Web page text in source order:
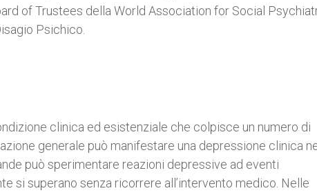
of Trustees della World Association for Social
Psichico.
clinica ed esistenziale che colpisce un numero di
generale può manifestare una depressione clinica
può sperimentare reazioni depressive ad eventi
si superano senza ricorrere all’intervento medico. Nelle